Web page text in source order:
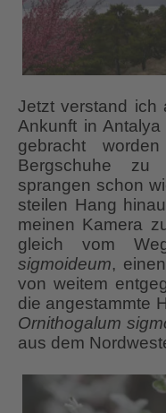
Jetzt verstand ich
Ankunft in
gebracht
Bergschuhe zu
sprangen schon
steilen Hang
meinen Kamera
gleich vom
sigmoideum,
von weitem
die angestammte
Ornithogalum
aus dem